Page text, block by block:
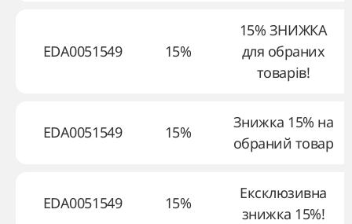
EDA0051549 15%
15% ЗНИЖКА
для обраних
товарів!
EDA0051549 15%
Знижка 15% на
обраний товар
EDA0051549 15%
Ексклюзивна
знижка 15%!